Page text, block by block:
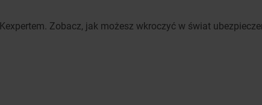
Zobacz, jak możesz wkroczyć w świat